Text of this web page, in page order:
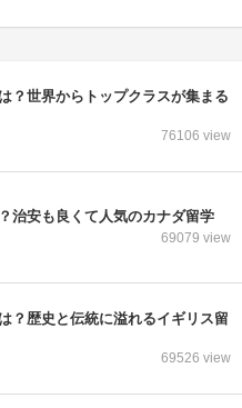
？世界からトップクラスが集まる
76106 view
治安も良くて人気のカナダ留学
69079 view
？歴史と伝統に溢れるイギリス留
69526 view